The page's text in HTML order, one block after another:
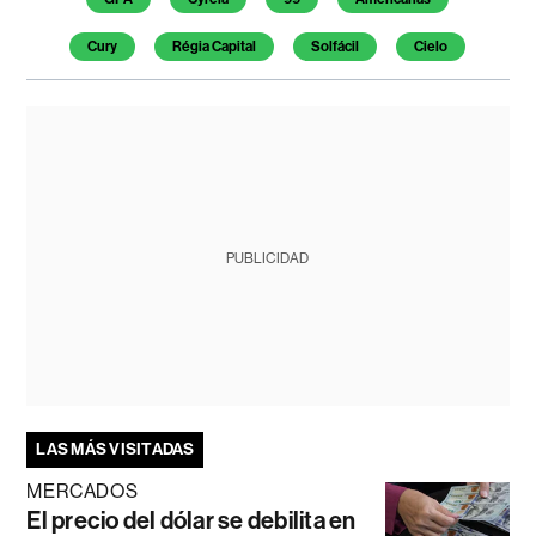
Cury Régia Capital Solfácil Cielo
PUBLICIDAD
LAS MÁS VISITADAS
MERCADOS
El precio del dólar se debilita en